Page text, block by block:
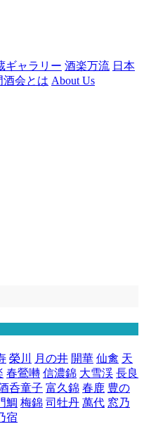
ギャラリー 酒楽万流 日本
酒会とは About Us
榮川 月の井 開華 仙禽 天
春鶯囀 信濃錦 大雪渓 長良
呑童子 富久錦 春鹿 豊の
鯛 梅錦 司牡丹 萬代 窓乃
宿